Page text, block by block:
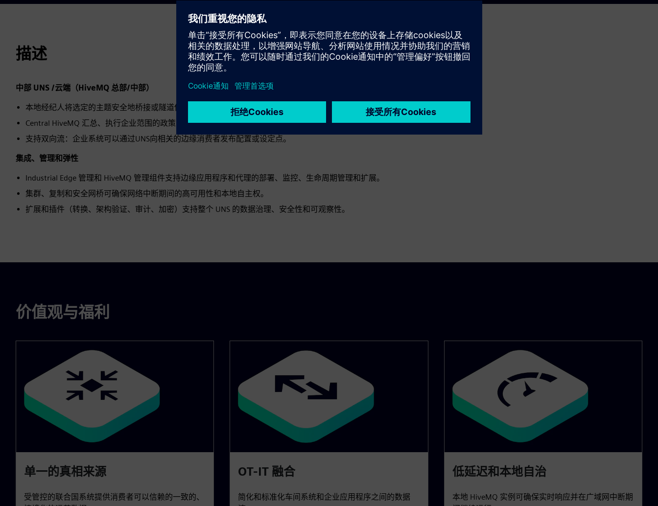
描述
中部 UNS /云端（HiveMQ 总部/中部）
本地经纪人将选定的主题安全地桥接或隧道传输到中央 HiveMQ 集群（总部），以创建企业 UNS 视图。
Central HiveMQ 汇总、执行企业范围的政策，并向 ERP、MES、CRM、历史系统和云分析提供经过审查的数据流。
支持双向流：企业系统可以通过UNS向相关的边缘消费者发布配置或设定点。
集成、管理和弹性
Industrial Edge 管理和 HiveMQ 管理组件支持边缘应用程序和代理的部署、监控、生命周期管理和扩展。
集群、复制和安全网桥可确保网络中断期间的高可用性和本地自主权。
扩展和插件（转换、架构验证、审计、加密）支持整个 UNS 的数据治理、安全性和可观察性。
价值观与福利
单一的真相来源
受管控的联合国系统提供消费者可以信赖的一致的、
OT-IT 融合
简化和标准化车间系统和企业应用程序之间的数据
低延迟和本地自治
本地 HiveMQ 实例可确保实时响应并在广域网中断期